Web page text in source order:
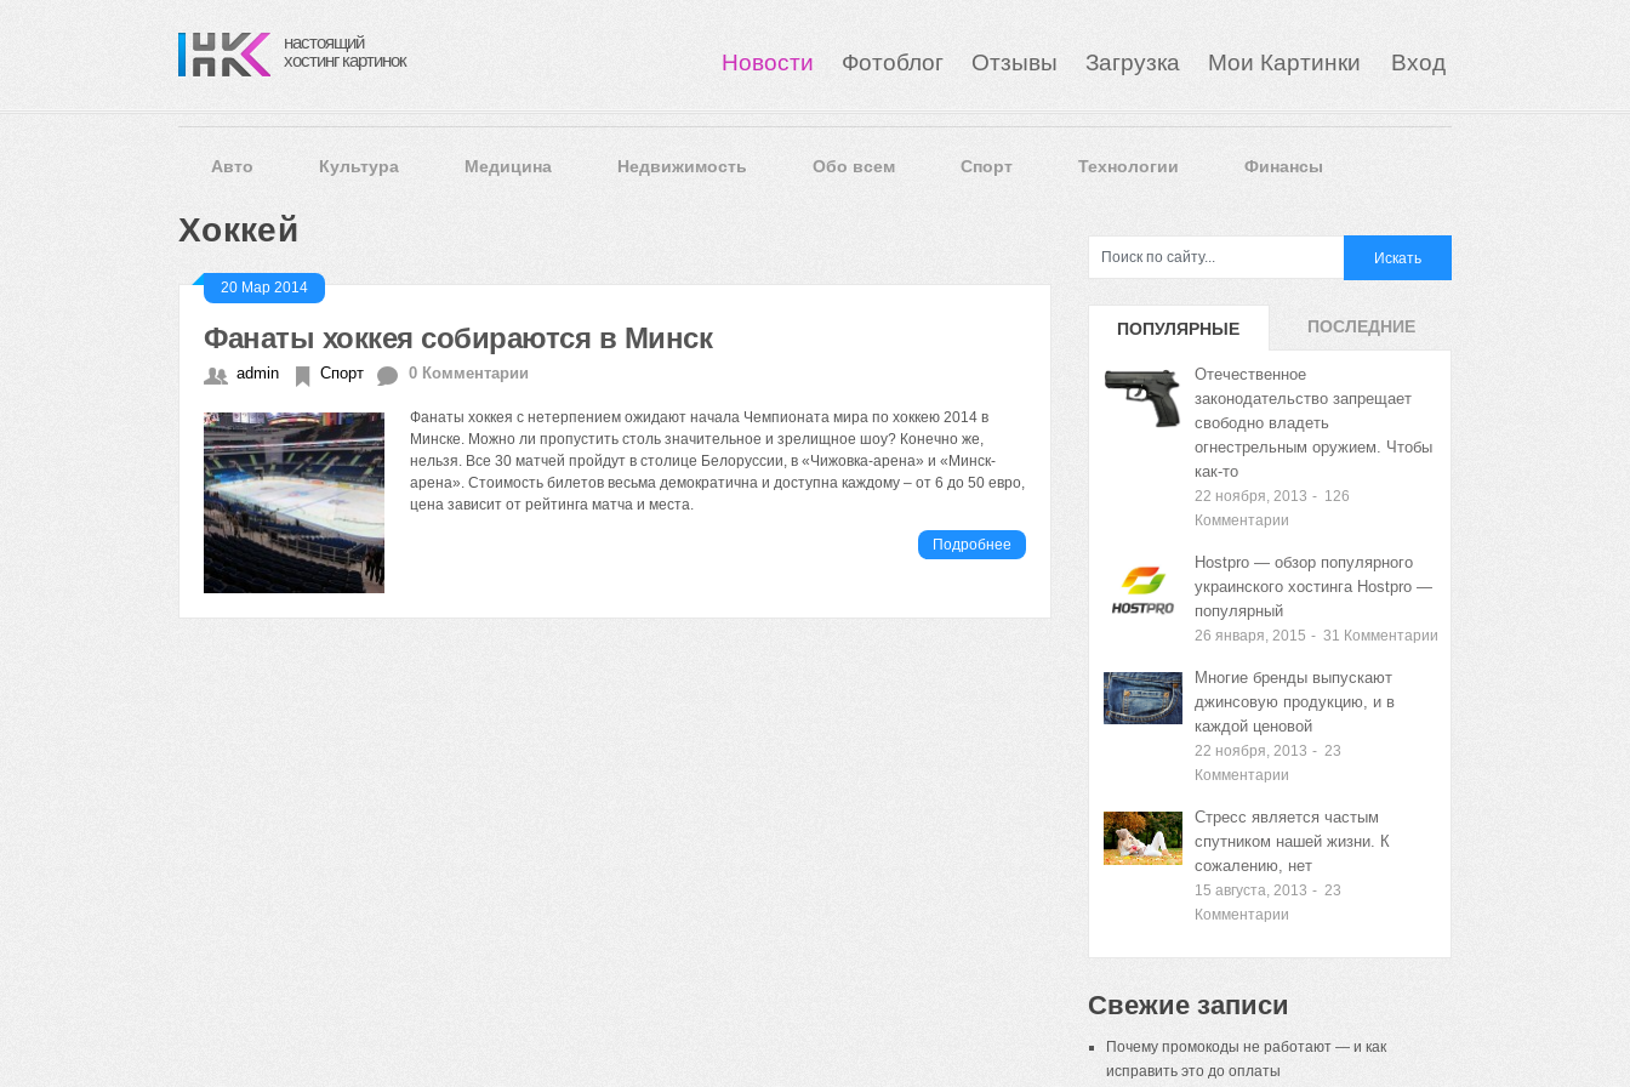
настоящий
хостинг картинок
Новости Фотоблог Отзывы Загрузка Мои Картинки Вход
Авто Культура Медицина Недвижимость Обо всем Спорт Технологии Финансы
Хоккей
20 Мар 2014
Фанаты хоккея собираются в Минск
admin Спорт 0 Комментарии
Фанаты хоккея с нетерпением ожидают начала Чемпионата мира по хоккею 2014 в
Минске. Можно ли пропустить столь значительное и зрелищное шоу? Конечно же,
нельзя. Все 30 матчей пройдут в столице Белоруссии, в «Чижовка-арена» и «Минск-
арена». Стоимость билетов весьма демократична и доступна каждому – от 6 до 50 евро,
цена зависит от рейтинга матча и места.
Подробнее
ПОПУЛЯРНЫЕ
ЗАПИСИ
ПОСЛЕДНИЕ
Отечественное
законодательство запрещает
свободно владеть
огнестрельным оружием. Чтобы
как-то
22 ноября, 2013 - 126
Комментарии
Hostpro — обзор популярного
украинского хостинга Hostpro —
популярный
26 января, 2015 - 31 Комментарии
Многие бренды выпускают
джинсовую продукцию, и в
каждой ценовой
22 ноября, 2013 - 23
Комментарии
Стресс является частым
спутником нашей жизни. К
сожалению, нет
15 августа, 2013 - 23
Комментарии
Свежие записи
Почему промокоды не работают — и как
исправить это до оплаты